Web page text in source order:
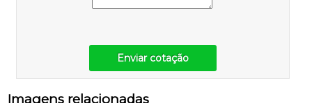
Enviar cotação
Imagens relacionadas